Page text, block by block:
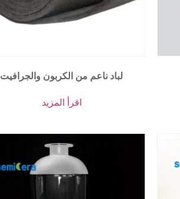
لباد ناعم من الكربون والجرافيت
اقرأ المزيد